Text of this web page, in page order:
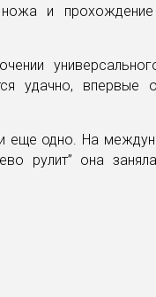
ножа и
удачно, впервые
еще одно. На
рулит” она